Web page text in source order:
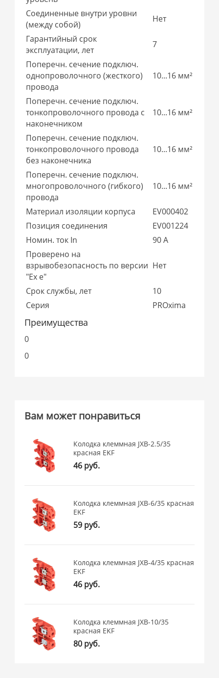
Соединенные внутри уровни
(между собой)
Нет
Гарантийный срок
эксплуатации, лет
7
Поперечн. сечение подключ.
однопроволочного (жесткого)
провода
10...16 мм²
Поперечн. сечение подключ.
тонкопроволочного провода с
наконечником
10...16 мм²
Поперечн. сечение подключ.
тонкопроволочного провода
без наконечника
10...16 мм²
Поперечн. сечение подключ.
многопроволочного (гибкого)
провода
10...16 мм²
Материал изоляции корпуса
EV000402
Позиция соединения
EV001224
Номин. ток In
90 А
Проверено на
взрывобезопасность по версии
"Ex e"
Нет
Срок службы, лет
10
Серия
PROxima
Преимущества
0
0
Вам может понравиться
Колодка клеммная JXB-2.5/35
красная EKF
46 руб.
Колодка клеммная JXB-6/35 красная
EKF
59 руб.
Колодка клеммная JXB-4/35 красная
EKF
46 руб.
Колодка клеммная JXB-10/35
красная EKF
80 руб.